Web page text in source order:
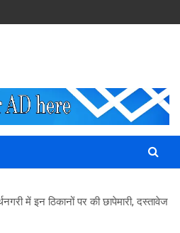
में इन ठिकानों पर की छापेमारी, दस्तावेज